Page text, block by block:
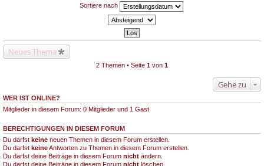
Sortiere nach
Neues Thema
2 Themen • Seite 1 von 1
Gehe zu
WER IST ONLINE?
Mitglieder in diesem Forum: 0 Mitglieder und 1 Gast
BERECHTIGUNGEN IN DIESEM FORUM
Du darfst keine neuen Themen in diesem Forum erstellen.
Du darfst keineAntworten zu Themen in diesem Forum erstellen.
Du darfst deine Beiträge in diesem Forum nicht ändern.
Du darfst deine Beiträge in diesem Forum nicht löschen.